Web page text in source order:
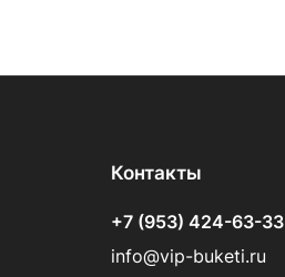
Контакты
+7 (953) 424-63-33
info@vip-buketi.ru